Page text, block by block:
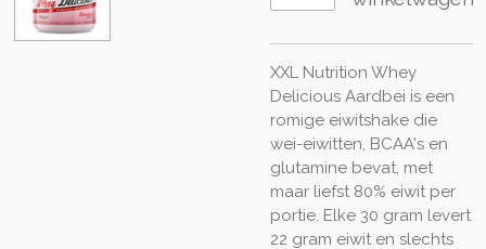
XXL Nutrition Whey
Delicious Aardbei is een
romige eiwitshake die
wei-eiwitten, BCAA's en
glutamine bevat, met
maar liefst 80% eiwit per
portie. Elke 30 gram levert
22 gram eiwit en slechts